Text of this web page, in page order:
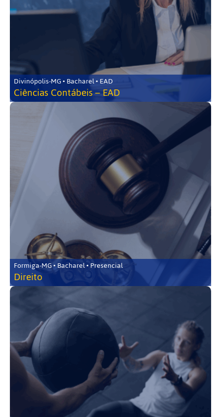
Divinópolis-MG • Bacharel • EAD
Ciências Contábeis – EAD
Formiga-MG • Bacharel • Presencial
Direito